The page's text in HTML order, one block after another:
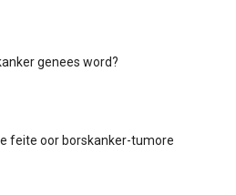
genees word?
feite oor borskanker-tumore